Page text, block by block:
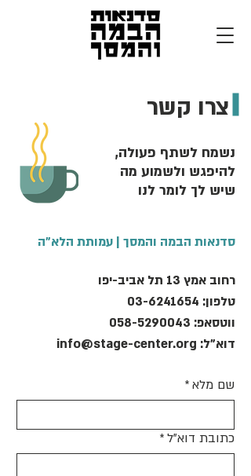
צרו קשר
נשמח לשתף פעולה,
להיפגש ולשמוע מה
שיש לך לומר לנו
סדנאות הבמה והמסך | עמותת הלא"ה
רחוב אמץ 13 תל אביב-יפו
טלפון: 03-6241654
ווטסאפ: 058-5290043
דוא"ל: info@stage-center.org
שם מלא*
כתובת דוא"ל*